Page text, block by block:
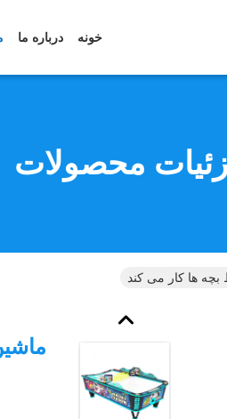
خونه درباره ما
محصولات
ها کار می کند